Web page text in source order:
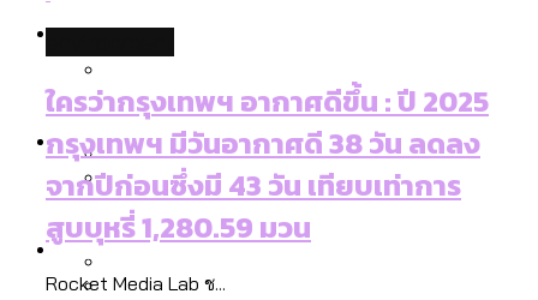
สำรวจร่างงบปี 70 ของ กทม. สำนักการ
จราจรฯ เพิ่ม 150% มีเพียง 5 เขตที่งบเพิ่ม
โดยเขตจตุจักรสูงสุด
เมื่อแยกท่องเที่ยวออกจากกีฬา กระทรวง
ใหม่จะมีงบฯ ประมาณเท่าไร
Environment
สำรวจเหตุไฟไหม้ในกรุงเทพฯ ส่วนใหญ่มา
จากไฟฟ้าลัดวงจร เขตจตุจักรเกิดไฟฟ้า
ลัดวงจรมากที่สุด
Culture
โลกใบเดียว สิทธิไม่เท่ากัน: กฎหมายการ
รับรองเพศของ Transgender ทั่วโลก
Economy
ใครว่ากรุงเทพฯ อากาศดีขึ้น : ปี 2025
กรุงเทพฯ มีวันอากาศดี 38 วัน ลดลง
จากปีก่อนซึ่งมี 43 วัน เทียบเท่าการ
สูบบุหรี่ 1,280.59 มวน
Rocket Media Lab ช...